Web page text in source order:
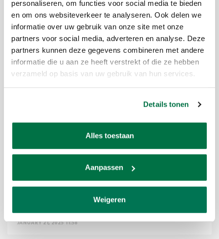
personaliseren, om functies voor social media te bieden
en om ons websiteverkeer te analyseren. Ook delen we
informatie over uw gebruik van onze site met onze
partners voor social media, adverteren en analyse. Deze
partners kunnen deze gegevens combineren met andere
informatie die u aan ze heeft verstrekt of die ze hebben
verzameld op basis van uw gebruik van hun services.
Details tonen
Alles toestaan
Aanpassen
Weigeren
spelare som tar sitt spel på allvar är Longoni specialvax ett oumbärligt
tillskott till deras biljardarsenal.
Recensioner
Na het polijsten van de shaft als finishing touch deze
behandelen met deze wax, en je keu is weer als nieuw. Prima
JUNE 25, 2026 14:21
Charles De Pesseroy
JANUARY 21, 2025 11:58